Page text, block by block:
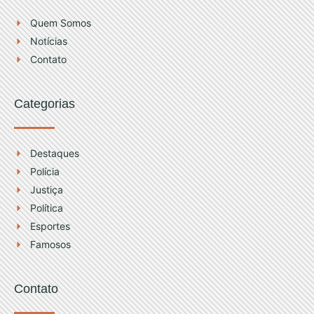
r
a
m
e
Quem Somos
Notícias
Contato
Categorias
Destaques
Polícia
Justiça
Política
Esportes
Famosos
Contato